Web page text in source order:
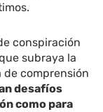
conspiración
subraya la
de comprensión
desafíos
como para